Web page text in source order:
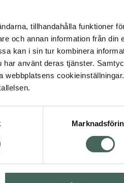
tillhandahålla funktioner
och annan information från din
kan i sin tur kombinera
har använt deras tjänster.
1 st
online
kr
4 av 5 i
Trixie
Quintett
Kattgodis,
:
Köp